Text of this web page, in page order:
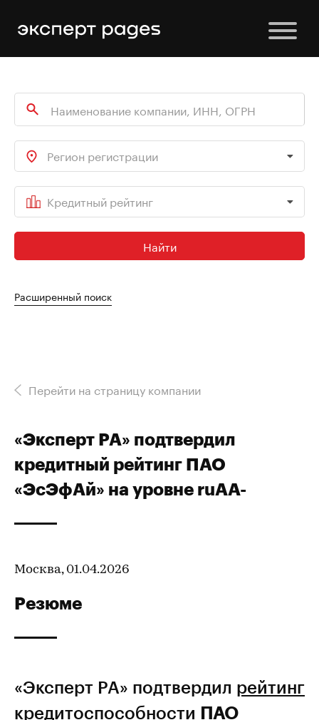
Регион регистрации
Кредитный рейтинг
Найти
Расширенный поиск
Перейти на страницу компании
«Эксперт РА» подтвердил
кредитный рейтинг ПАО
«ЭсЭфАй» на уровне ruAA-
Москва, 01.04.2026
Резюме
«Эксперт РА» подтвердил рейтинг
кредитоспособности ПАО